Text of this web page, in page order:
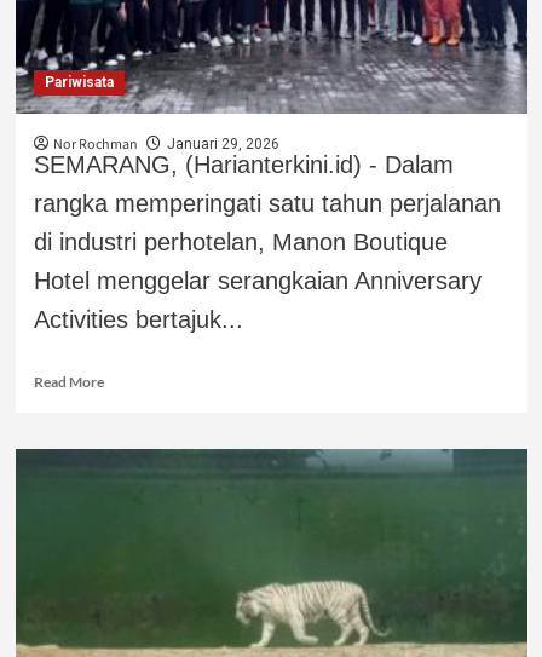
Pariwisata
Nor Rochman Januari 29, 2026
SEMARANG, (Harianterkini.id) - Dalam
rangka memperingati satu tahun perjalanan
di industri perhotelan, Manon Boutique
Hotel menggelar serangkaian Anniversary
Activities bertajuk...
Read More